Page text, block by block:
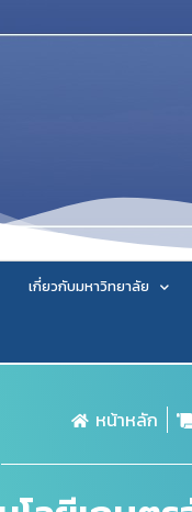
เกี่ยวกับมหาวิทยาลัย
หน้าหลัก